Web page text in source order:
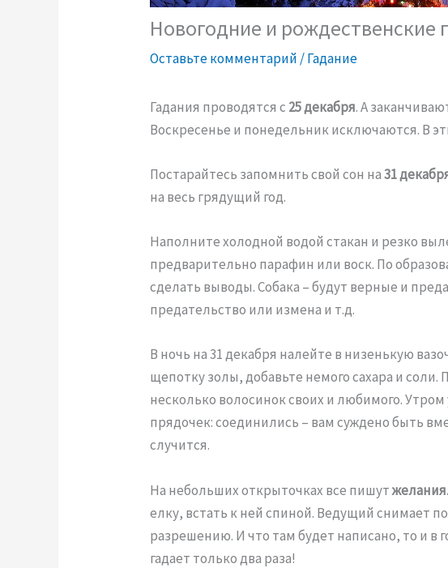
Новогодние и рождественские
Оставьте комментарий /Гадание
Гадания проводятся с 25 декабря. А
Воскресенье и понедельник исключаются. В
Постарайтесь запомнить свой сон на31
на весь грядущий год.
Наполните холодной водой стакан и резко
предварительно парафин или воск. По
сделать выводы. Собака – будут верные и
предательство или измена и т.д.
В ночь на 31 декабря налейте в низенькую
щепотку золы, добавьте немого сахара и
несколько волосинок своих и любимого.
прядочек: соединились – вам суждено быть
случится.
На небольших открыточках все пишутжелания
елку, встать к ней спиной. Ведущий снимает
разрешению. И что там будет написано, то и в
гадает только два раза!